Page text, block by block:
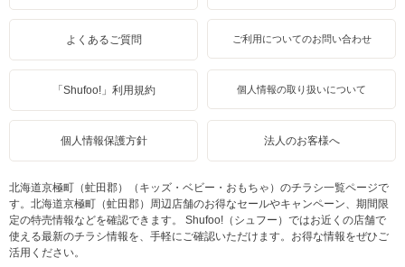
よくあるご質問 ご利用についてのお問い合わせ
「Shufoo!」利用規約 個人情報の取り扱いについて
個人情報保護方針 法人のお客様へ
北海道京極町（虻田郡）（キッズ・ベビー・おもちゃ）のチラシ一覧ページで
す。北海道京極町（虻田郡）周辺店舗のお得なセールやキャンペーン、期間限
定の特売情報などを確認できます。 Shufoo!（シュフー）ではお近くの店舗で
使える最新のチラシ情報を、手軽にご確認いただけます。お得な情報をぜひご
活用ください。